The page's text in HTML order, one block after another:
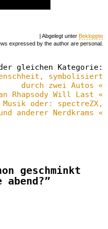
| Abgelegt unter Bekloppte
expressed by the author are personal.
gleichen Kategorie:
symbolisiert
durch zwei Autos «
Rhapsody Will Last «
oder: spectreZX,
anderer Nerdkrams «
geschminkt